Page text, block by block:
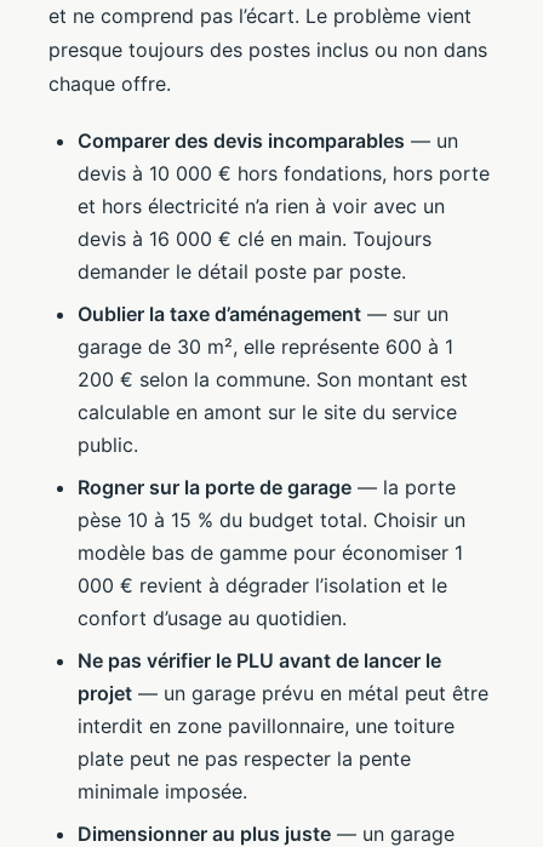
et ne comprend pas l’écart. Le problème vient
presque toujours des postes inclus ou non dans
chaque offre.
Comparer des devis incomparables — un
devis à 10 000 € hors fondations, hors porte
et hors électricité n’a rien à voir avec un
devis à 16 000 € clé en main. Toujours
demander le détail poste par poste.
Oublier la taxe d’aménagement — sur un
garage de 30 m², elle représente 600 à 1
200 € selon la commune. Son montant est
calculable en amont sur le site du service
public.
Rogner sur la porte de garage — la porte
pèse 10 à 15 % du budget total. Choisir un
modèle bas de gamme pour économiser 1
000 € revient à dégrader l’isolation et le
confort d’usage au quotidien.
Ne pas vérifier le PLU avant de lancer le
projet — un garage prévu en métal peut être
interdit en zone pavillonnaire, une toiture
plate peut ne pas respecter la pente
minimale imposée.
Dimensionner au plus juste — un garage